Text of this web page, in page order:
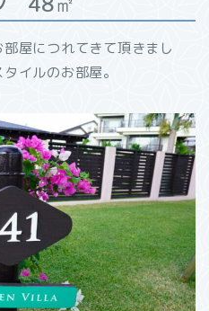
屋につれてきて頂きまし
イルのお部屋。